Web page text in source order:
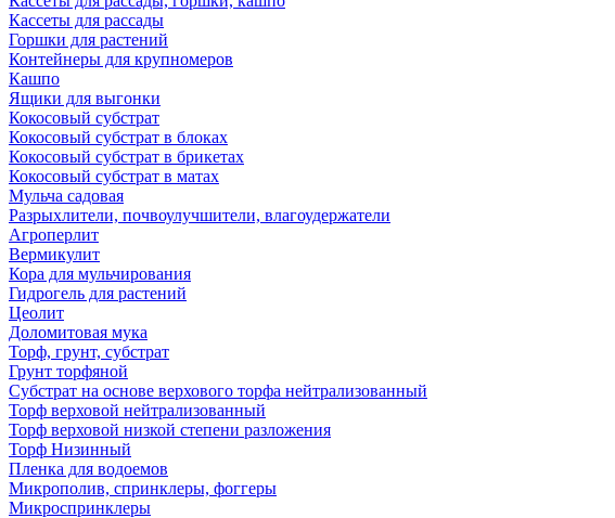
Кассеты для рассады
Горшки для растений
Контейнеры для крупномеров
Кашпо
Ящики для выгонки
Кокосовый субстрат
Кокосовый субстрат в блоках
Кокосовый субстрат в брикетах
Кокосовый субстрат в матах
Мульча садовая
Разрыхлители, почвоулучшители, влагоудержатели
Агроперлит
Вермикулит
Кора для мульчирования
Гидрогель для растений
Цеолит
Доломитовая мука
Торф, грунт, субстрат
Грунт торфяной
Субстрат на основе верхового торфа нейтрализованный
Торф верховой нейтрализованный
Торф верховой низкой степени разложения
Торф Низинный
Пленка для водоемов
Микрополив, спринклеры, фоггеры
Микроспринклеры